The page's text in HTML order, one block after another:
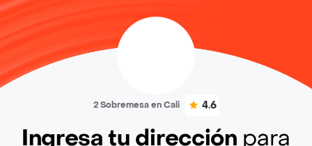
2 Sobremesa en Cali 4.6
Ingresa tu dirección para